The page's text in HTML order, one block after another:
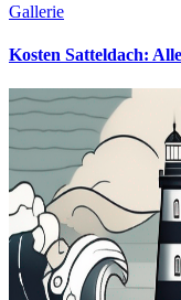
Gallerie
Kosten Satteldach: